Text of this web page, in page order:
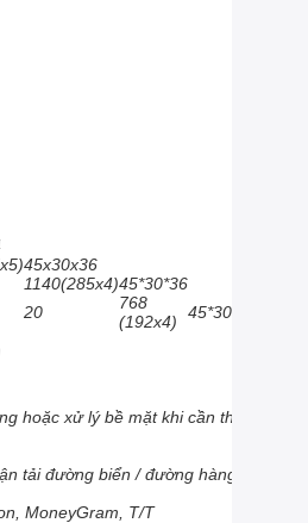
45x30x36
1140(285x4)45*30*36
20
768
(192x4)
45*30*36
hoặc xử lý bề mặt khi cần thiết
tải đường biển / đường hàng
MoneyGram, T/T